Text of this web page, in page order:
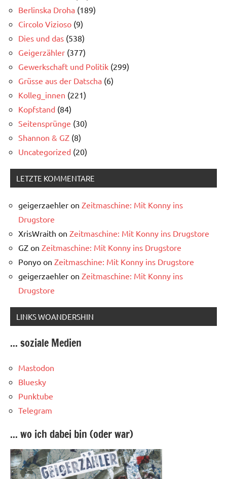
Berlinska Droha (189)
Circolo Vizioso (9)
Dies und das (538)
Geigerzähler (377)
Gewerkschaft und Politik (299)
Grüsse aus der Datscha (6)
Kolleg_innen (221)
Kopfstand (84)
Seitensprünge (30)
Shannon & GZ (8)
Uncategorized (20)
LETZTE KOMMENTARE
geigerzaehler on Zeitmaschine: Mit Konny ins
Drugstore
XrisWraith on Zeitmaschine: Mit Konny ins Drugstore
GZ on Zeitmaschine: Mit Konny ins Drugstore
Ponyo on Zeitmaschine: Mit Konny ins Drugstore
geigerzaehler on Zeitmaschine: Mit Konny ins
Drugstore
LINKS WOANDERSHIN
... soziale Medien
Mastodon
Bluesky
Punktube
Telegram
... wo ich dabei bin (oder war)